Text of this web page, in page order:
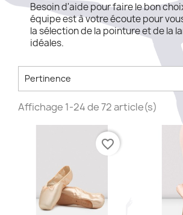
Besoin d'aide pour faire le bon
équipe est à votre écoute pour
la sélection de la pointure et de la
idéales.
Pertinence
Affichage 1-24 de 72 article(s)
favorite_border